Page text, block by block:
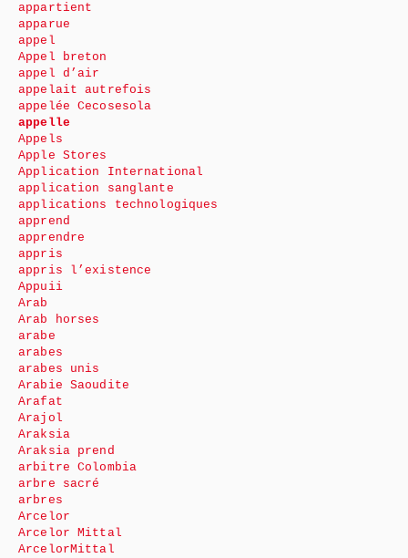
appartient
apparue
appel
Appel breton
appel d’air
appelait autrefois
appelée Cecosesola
appelle
Appels
Apple Stores
Application International
application sanglante
applications technologiques
apprend
apprendre
appris
appris l’existence
Appuii
Arab
Arab horses
arabe
arabes
arabes unis
Arabie Saoudite
Arafat
Arajol
Araksia
Araksia prend
arbitre Colombia
arbre sacré
arbres
Arcelor
Arcelor Mittal
ArcelorMittal